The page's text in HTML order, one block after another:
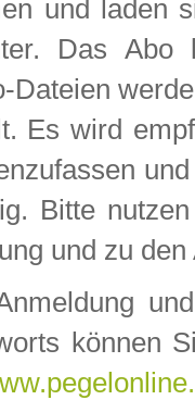
und laden
Das
Dateien
Es wird
Bitte
und zu
können